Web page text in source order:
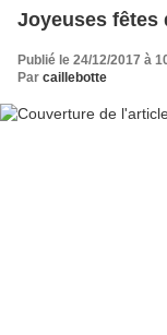
Joyeuses fêtes
Publié le 24/12/2017 à
Par caillebotte